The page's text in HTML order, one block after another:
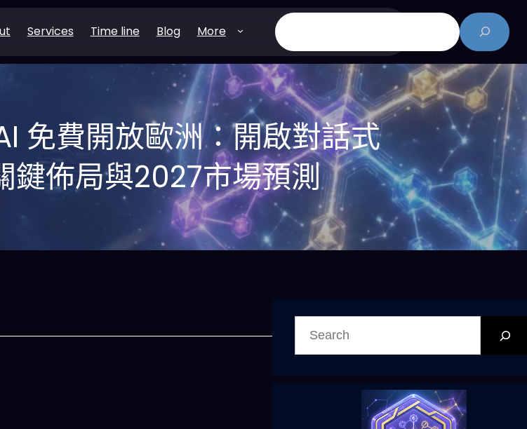
Services Time line Blog More
搜
尋
免費開放歐洲：開啟對話式
鍵佈局與2027市場預測